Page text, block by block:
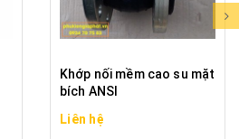
Khớp nối mềm cao su mặt
bích ANSI
Liên hệ